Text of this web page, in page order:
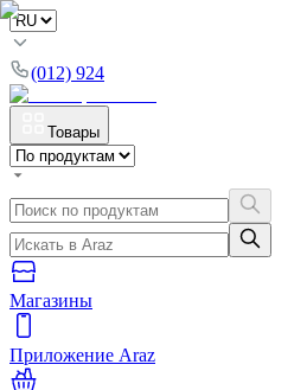
(012) 924
Товары
Магазины
Приложение Araz